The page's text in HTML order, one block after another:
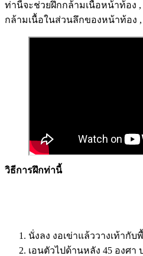
ท่านี้จะช่วยฝึกกล้ามเนื้อหน้าท้อง
กล้ามเนื้อในส่วนลึกของหน้าท้อง
วิธีการฝึกท่านี้
นั่งลง งอเข่าแล้ววางเท้ากับ
เอนตัวไปด้านหลัง 45 องศา